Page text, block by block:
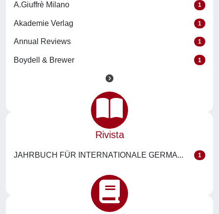
A.Giuffrè Milano 1
Akademie Verlag 1
Annual Reviews 1
Boydell & Brewer 1
Rivista
JAHRBUCH FÜR INTERNATIONALE GERMA... 1